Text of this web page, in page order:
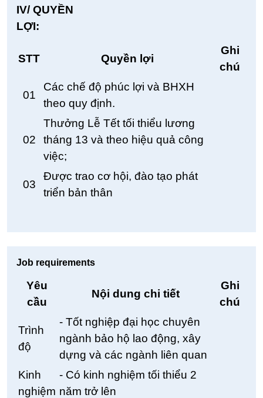
IV/ QUYỀN
LỢI:
STT Quyền lợi
Ghi
chú
01
Các chế độ phúc lợi và BHXH
theo quy định.
02
Thưởng Lễ Tết tối thiểu lương
tháng 13 và theo hiệu quả công
việc;
03
Được trao cơ hội, đào tạo phát
triển bản thân
Job requirements
Yêu
cầu
Nội dung chi tiết
Ghi
chú
Trình
độ
- Tốt nghiệp đại học chuyên
ngành bảo hộ lao động, xây
dựng và các ngành liên quan
Kinh
nghiệm
- Có kinh nghiệm tối thiểu 2
năm trở lên